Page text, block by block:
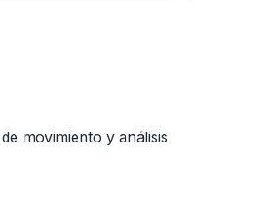
movimiento y análisis